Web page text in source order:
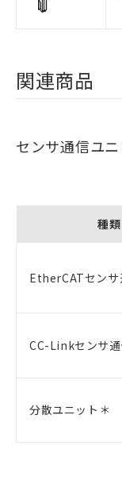
関連商品
センサ通信ユニ
種類
EtherCATセンサ
CC-Linkセンサ
分散ユニット＊